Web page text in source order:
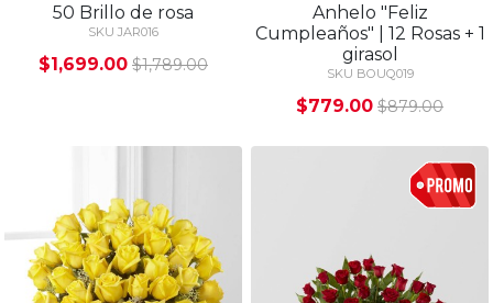
50 Brillo de rosa
SKU JAR016
$1,699.00 $1,789.00
Anhelo "Feliz
Cumpleaños" | 12 Rosas + 1
girasol
SKU BOUQ019
$779.00 $879.00